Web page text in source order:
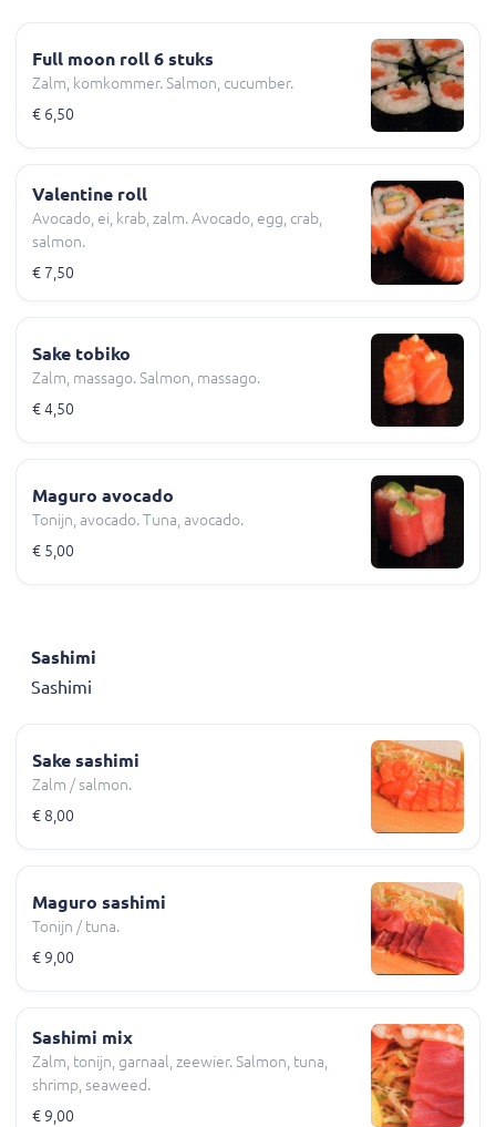
Full moon roll 6 stuks
Zalm, komkommer. Salmon, cucumber.
€ 6,50
Valentine roll
Avocado, ei, krab, zalm. Avocado, egg, crab,
salmon.
€ 7,50
Sake tobiko
Zalm, massago. Salmon, massago.
€ 4,50
Maguro avocado
Tonijn, avocado. Tuna, avocado.
€ 5,00
Sashimi
Sashimi
Sake sashimi
Zalm / salmon.
€ 8,00
Maguro sashimi
Tonijn / tuna.
€ 9,00
Sashimi mix
Zalm, tonijn, garnaal, zeewier. Salmon, tuna,
shrimp, seaweed.
€ 9,00